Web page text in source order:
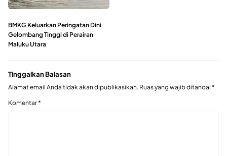
BMKG Keluarkan Peringatan Dini
Gelombang Tinggi di Perairan
Maluku Utara
Tinggalkan Balasan
Alamat email Anda tidak akan dipublikasikan. Ruas yang wajib ditandai *
Komentar*